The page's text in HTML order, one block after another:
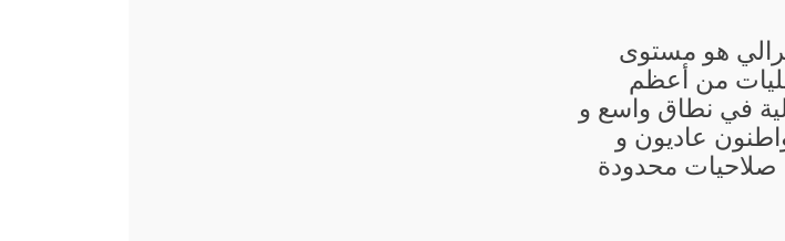
هو مستوى
من أعظم
في نطاق واسع و
عاديون و
صلاحيات محدودة